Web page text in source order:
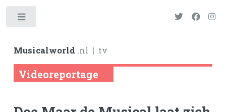
Musicalworld .nl | .tv
Videoreportage